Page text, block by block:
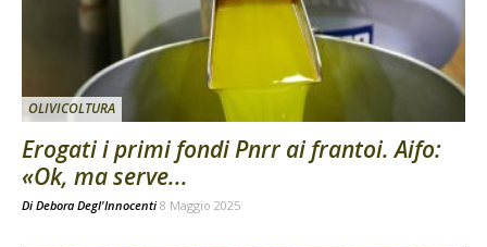
OLIVICOLTURA
Erogati i primi fondi Pnrr ai frantoi. Aifo:
«Ok, ma serve...
Di Debora Degl'Innocenti 8 Maggio 2025